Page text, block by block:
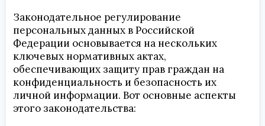
Законодательное регулирование
персональных данных в Российской
Федерации основывается на нескольких
ключевых нормативных актах,
обеспечивающих защиту прав граждан на
конфиденциальность и безопасность их
личной информации. Вот основные аспекты
этого законодательства: